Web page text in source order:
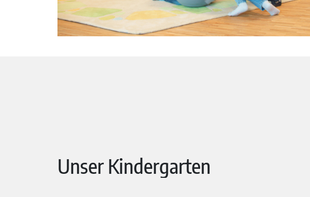
Unser Kindergarten